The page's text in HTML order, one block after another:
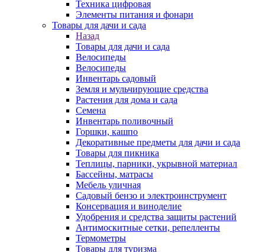
Техника цифровая
Элементы питания и фонари
Товары для дачи и сада
Назад
Товары для дачи и сада
Велосипеды
Велосипеды
Инвентарь садовый
Земля и мульчирующие средства
Растения для дома и сада
Семена
Инвентарь поливочный
Горшки, кашпо
Декоративные предметы для дачи и сада
Товары для пикника
Теплицы, парники, укрывной материал
Бассейны, матрасы
Мебель уличная
Садовый бензо и электроинструмент
Консервация и виноделие
Удобрения и средства защиты растений
Антимоскитные сетки, репелленты
Термометры
Товары для туризма